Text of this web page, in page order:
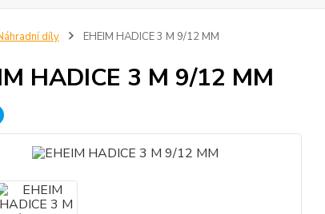
díly EHEIM HADICE 3 M 9/12 MM
HADICE 3 M 9/12 MM